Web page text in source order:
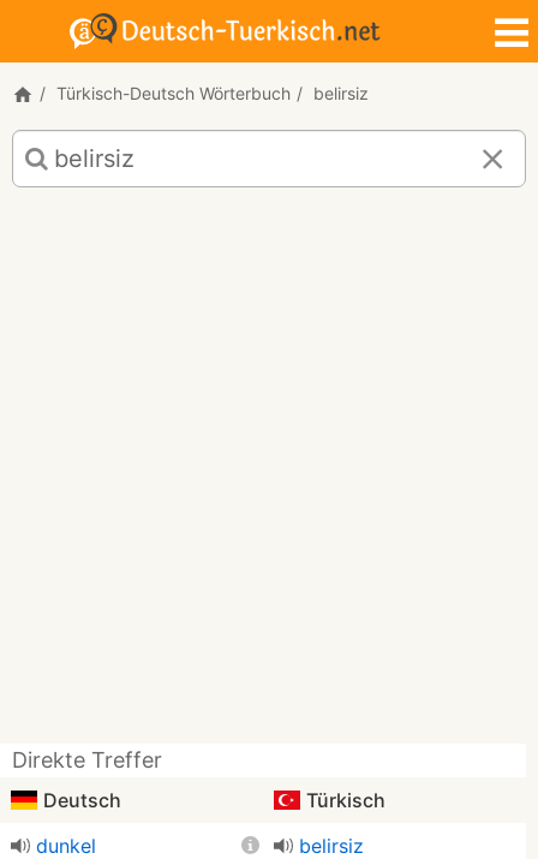
Türkisch-Deutsch Wörterbuch belirsiz
Türkisch-
Deutsch
Übersetzung
Direkte Treffer
Deutsch
Türkisch
dunkel
belirsiz